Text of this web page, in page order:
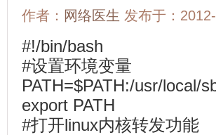
作者： 网络医生 发布于：
#!/bin/bash
#设置环境变量
PATH=$PATH:/usr/local/
export PATH
#打开linux内核转发功能